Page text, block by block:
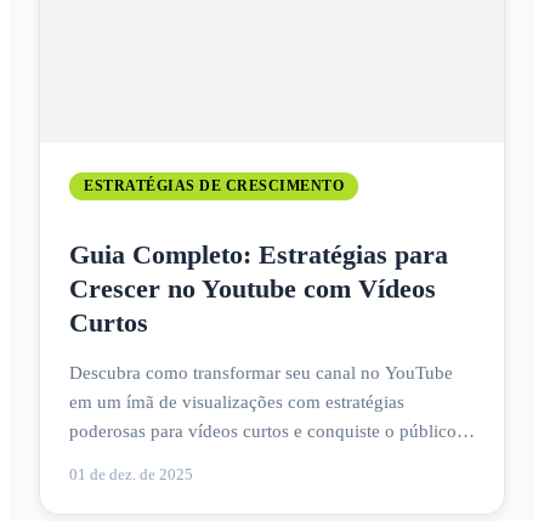
ESTRATÉGIAS DE CRESCIMENTO
Guia Completo: Estratégias para
Crescer no Youtube com Vídeos
Curtos
Descubra como transformar seu canal no YouTube
em um ímã de visualizações com estratégias
poderosas para vídeos curtos e conquiste o público
01 de dez. de 2025